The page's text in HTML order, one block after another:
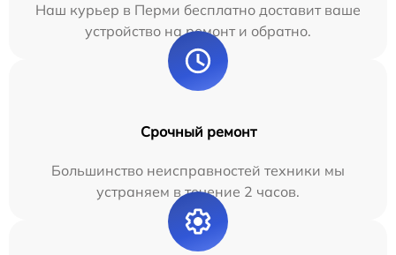
Наш курьер в Перми бесплатно доставит ваше
устройство на ремонт и обратно.
Срочный ремонт
Большинство неисправностей техники мы
устраняем в течение 2 часов.